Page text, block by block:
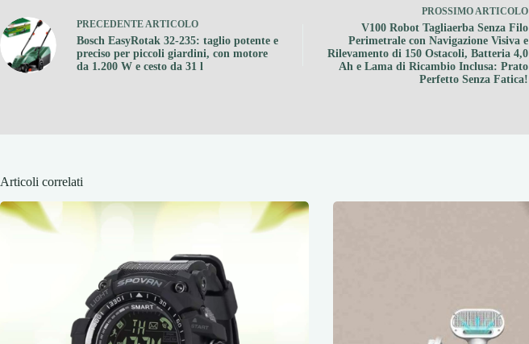
PRECEDENTEARTICOLO
Bosch EasyRotak 32-235: taglio potente e
preciso per piccoli giardini, con motore
da 1.200 W e cesto da 31 l
PROSSIMOARTICOLO
V100 Robot Tagliaerba Senza Filo
Perimetrale con Navigazione Visiva e
Rilevamento di 150 Ostacoli, Batteria 4,0
Ah e Lama di Ricambio Inclusa: Prato
Perfetto Senza Fatica!
Articoli correlati